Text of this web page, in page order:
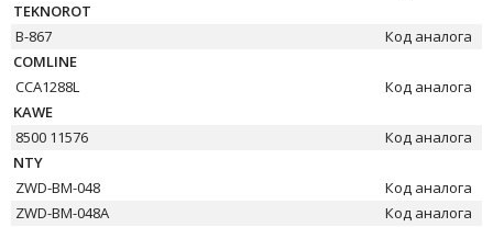
TEKNOROT
B-867
Код аналога
COMLINE
CCA1288L
Код аналога
KAWE
8500 11576
Код аналога
NTY
ZWD-BM-048
Код аналога
ZWD-BM-048A
Код аналога